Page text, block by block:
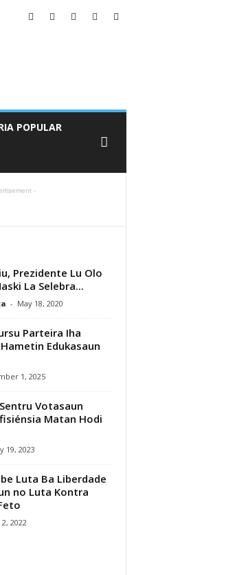
POPULAR
-
Prezidente Lu Olo
La Selebra...
- May 18, 2020
Parteira Iha
Edukasaun
1, 2025
Votasaun
Matan Hodi
19, 2023
Luta Ba Liberdade
no Luta Kontra
2022